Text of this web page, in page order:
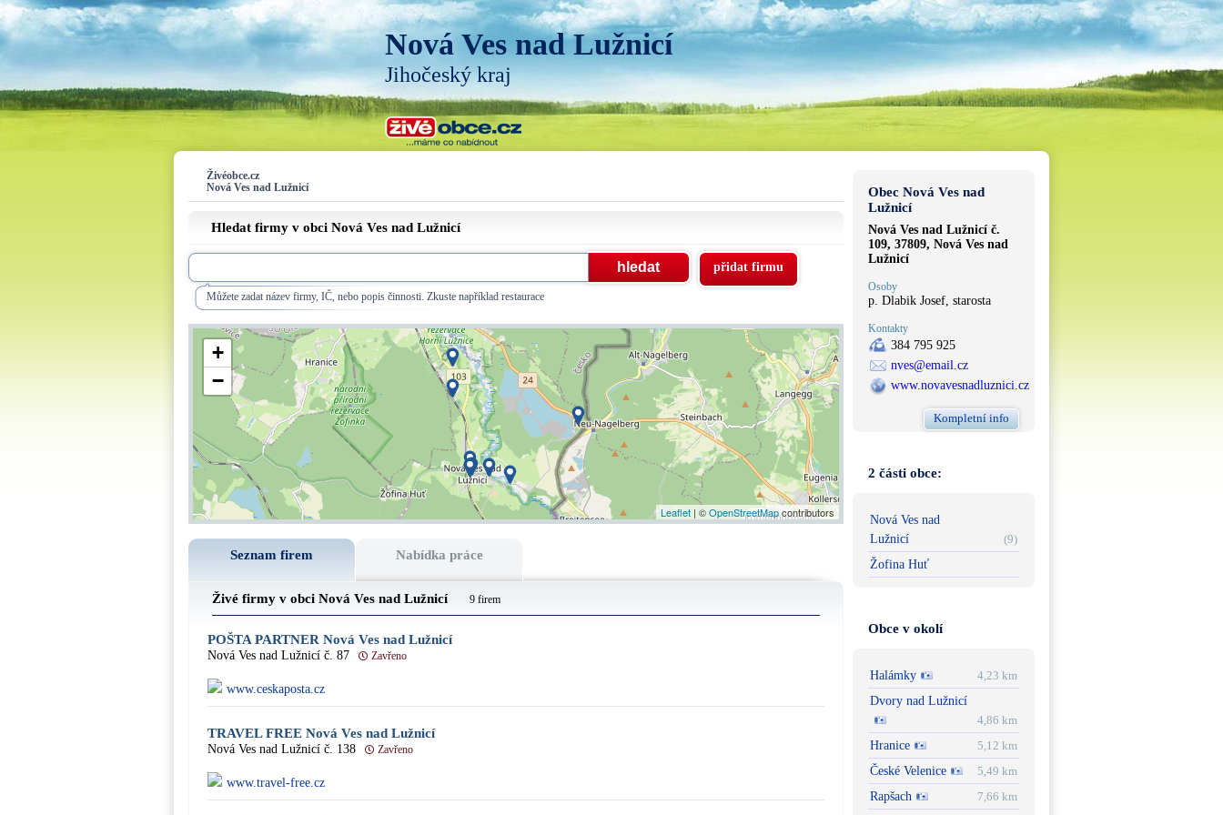
Nová Ves nad Lužnicí
Jihočeský kraj
Živéobce.cz
Nová Ves nad Lužnicí
Hledat firmy v obci Nová Ves nad Lužnicí
Můžete zadat název firmy, IČ, nebo popis činnosti. Zkuste například restaurace
přidat firmu
+
−
Leaflet | ©OpenStreetMapcontributors
Seznam firem Nabídka práce
Živé firmy v obci Nová Ves nad Lužnicí 9 firem
POŠTA PARTNER Nová Ves nad Lužnicí
Nová Ves nad Lužnicí č. 87 Zavřeno
www.ceskaposta.cz
TRAVEL FREE Nová Ves nad Lužnicí
Nová Ves nad Lužnicí č. 138 Zavřeno
www.travel-free.cz
Obec Nová Ves nad
Lužnicí
Nová Ves nad Lužnicí č.
109, 37809, Nová Ves nad
Lužnicí
Osoby
p. Dlabik Josef, starosta
Kontakty
384 795 925
nves@email.cz
www.novavesnadluznici.cz
Kompletní info
2 části obce:
Nová Ves nad
Lužnicí
(9)
Žofina Huť
Obce v okolí
Halámky
4,23 km
Dvory nad Lužnicí
4,86 km
Hranice
5,12 km
České Velenice
5,49 km
Rapšach
7,66 km